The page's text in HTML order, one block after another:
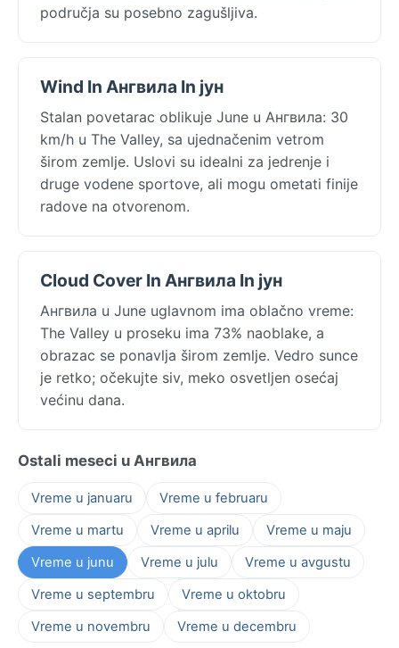
područja su posebno zagušljiva.
Wind In Ангвила In јун
Stalan povetarac oblikuje June u Ангвила: 30
km/h u The Valley, sa ujednačenim vetrom
širom zemlje. Uslovi su idealni za jedrenje i
druge vodene sportove, ali mogu ometati finije
radove na otvorenom.
Cloud Cover In Ангвила In јун
Ангвила u June uglavnom ima oblačno vreme:
The Valley u proseku ima 73% naoblake, a
obrazac se ponavlja širom zemlje. Vedro sunce
je retko; očekujte siv, meko osvetljen osećaj
većinu dana.
Ostali meseci u Ангвила
Vreme u januaru
Vreme u februaru
Vreme u martu
Vreme u aprilu
Vreme u maju
Vreme u junu
Vreme u julu
Vreme u avgustu
Vreme u septembru
Vreme u oktobru
Vreme u novembru
Vreme u decembru